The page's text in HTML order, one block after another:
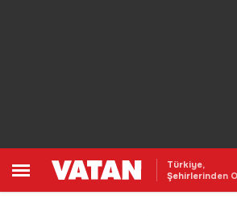
Türkiye,
Şehirlerinden